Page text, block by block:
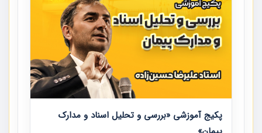
پکیج آموزشی «بررسی و تحلیل اسناد و مدارک